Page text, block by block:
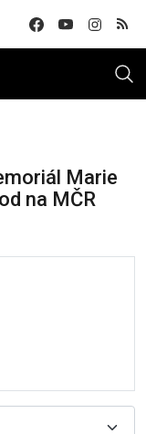
Marie
na MČR